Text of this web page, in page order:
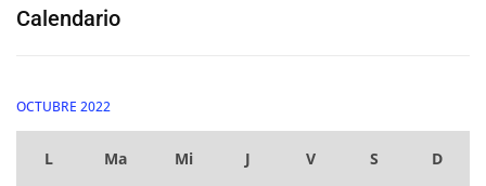
Calendario
OCTUBRE 2022
L Ma Mi J V S D